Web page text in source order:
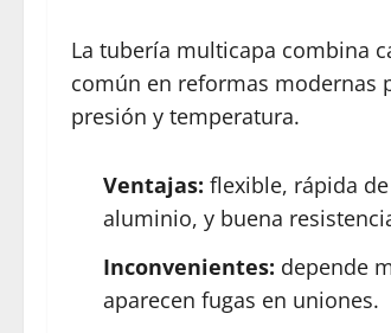
La tubería multicapa combina
común en reformas modernas
presión y temperatura.
Ventajas: flexible, rápida
aluminio, y buena
Inconvenientes: depende
aparecen fugas en uniones.